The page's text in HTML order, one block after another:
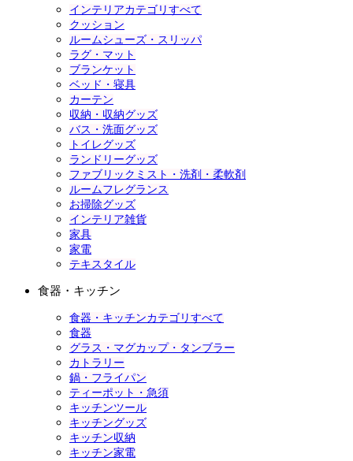
インテリアカテゴリすべて
クッション
ルームシューズ・スリッパ
ラグ・マット
ブランケット
ベッド・寝具
カーテン
収納・収納グッズ
バス・洗面グッズ
トイレグッズ
ランドリーグッズ
ファブリックミスト・洗剤・柔軟剤
ルームフレグランス
お掃除グッズ
インテリア雑貨
家具
家電
テキスタイル
食器・キッチン
食器・キッチンカテゴリすべて
食器
グラス・マグカップ・タンブラー
カトラリー
鍋・フライパン
ティーポット・急須
キッチンツール
キッチングッズ
キッチン収納
キッチン家電